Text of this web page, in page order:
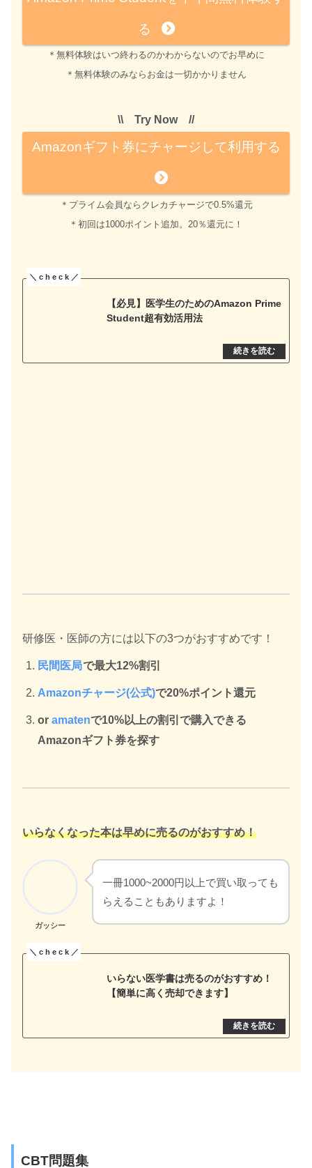
る
＊無料体験はいつ終わるのかわからないのでお早めに
＊無料体験のみならお金は一切かかりません
\\ Try Now //
Amazonギフト券にチャージして利用する
＊プライム会員ならクレカチャージで0.5%還元
＊初回は1000ポイント追加。20％還元に！
【必見】医学生のためのAmazon Prime
Student超有効活用法
研修医・医師の方には以下の3つがおすすめです！
民間医局で最大12%割引
Amazonチャージ(公式)で20%ポイント還元
oramatenで10%以上の割引で購入できる
Amazonギフト券を探す
いらなくなった本は早めに売るのがおすすめ！
ガッシー
一冊1000~2000円以上で買い取っても
らえることもありますよ！
いらない医学書は売るのがおすすめ！
【簡単に高く売却できます】
CBT問題集